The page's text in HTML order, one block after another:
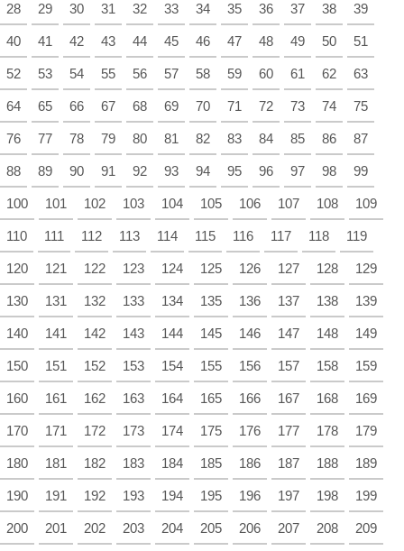
28 29 30 31 32 33 34 35 36 37 38 39
40 41 42 43 44 45 46 47 48 49 50 51
52 53 54 55 56 57 58 59 60 61 62 63
64 65 66 67 68 69 70 71 72 73 74 75
76 77 78 79 80 81 82 83 84 85 86 87
88 89 90 91 92 93 94 95 96 97 98 99
100 101 102 103 104 105 106 107 108 109
110 111 112 113 114 115 116 117 118 119
120 121 122 123 124 125 126 127 128 129
130 131 132 133 134 135 136 137 138 139
140 141 142 143 144 145 146 147 148 149
150 151 152 153 154 155 156 157 158 159
160 161 162 163 164 165 166 167 168 169
170 171 172 173 174 175 176 177 178 179
180 181 182 183 184 185 186 187 188 189
190 191 192 193 194 195 196 197 198 199
200 201 202 203 204 205 206 207 208 209